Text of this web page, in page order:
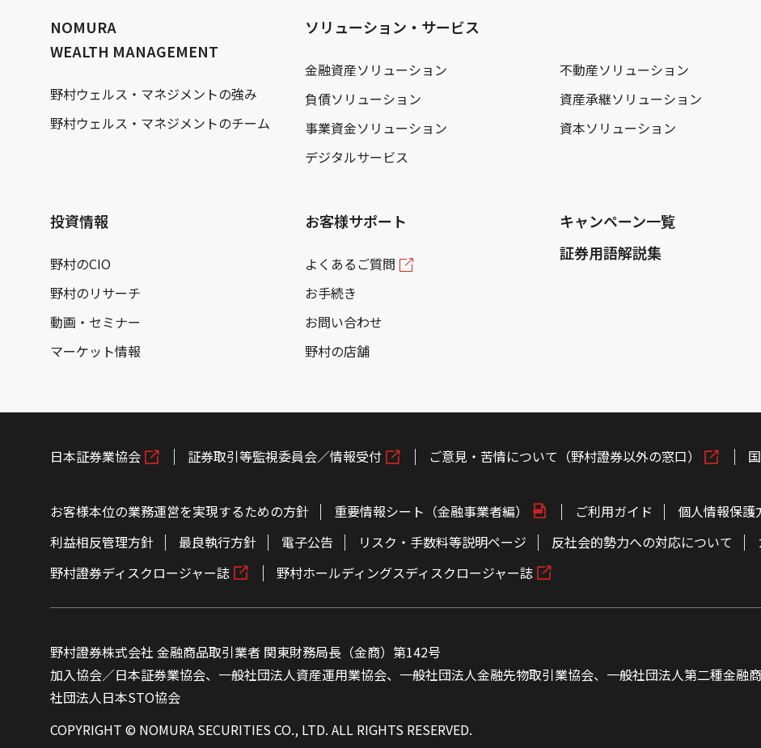
NOMURA
WEALTH MANAGEMENT
野村ウェルス・マネジメントの強み
野村ウェルス・マネジメントのチーム
ソリューション・サービス
金融資産ソリューション 不動産ソリューション
負債ソリューション
資産承継ソリューション
事業資金ソリューション
資本ソリューション
デジタルサービス
投資情報
野村のCIO
野村のリサーチ
動画・セミナー
マーケット情報
お客様サポート
よくあるご質問
お手続き
お問い合わせ
野村の店舗
キャンペーン一覧
証券用語解説集
日本証券業協会 証券取引等監視委員会／情報受付 ご意見・苦情について（野村證券以外の窓口）
お客様本位の業務運営を実現するための方針 重要情報シート（金融事業者編） ご利用ガイド 個人情報保護
利益相反管理方針
最良執行方針 電子公告 リスク・手数料等説明ページ 反社会的勢力への対応について
野村證券ディスクロージャー誌
野村ホールディングスディスクロージャー誌
野村證券株式会社 金融商品取引業者 関東財務局長（金商）第142号
加入協会／日本証券業協会、一般社団法人資産運用業協会、一般社団法人金融先物取引業協会、一般社団法人第二種金融
社団法人日本STO協会
COPYRIGHT © NOMURA SECURITIES CO., LTD. ALL RIGHTS RESERVED.